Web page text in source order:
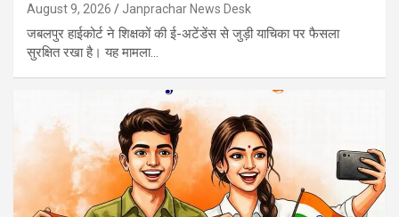
August 9, 2026 Janprachar News Desk
जबलपुर हाईकोर्ट ने शिक्षकों की ई-अटेंडेंस से जुड़ी याचिका पर फैसला
सुरक्षित रखा है। यह मामला…